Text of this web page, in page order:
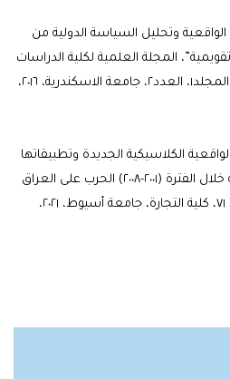
وتحليل السياسة الدولية من
المجلة العلمية لكلية الدراسات
الاقتصادية والعلوم السياسية، المجلد١، العدد٢، جامعة الاسكندرية، ٢٠١٦،
الكلاسيكية الجديدة وتطبيقاتها
على السياسة الخارجية الأمريكية خلال الفترة (٢٠٠١-٢٠٠٨) الحرب على العراق
أنموذجاً، المجلة العلمية، العدد ٧١، كلية التجارة، جامعة أسيوط، ٢٠٢١،